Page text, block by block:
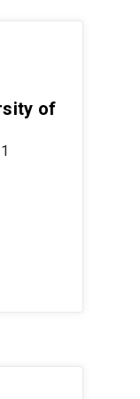
of